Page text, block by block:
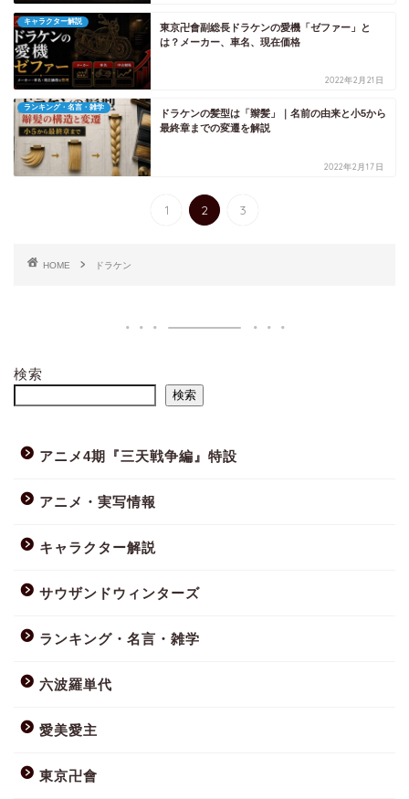
キャラクター解説
東京卍會副総長ドラケンの愛機「ゼファー」と
は？メーカー、車名、現在価格
2022年2月21日
ランキング・名言・雑学
ドラケンの髪型は「辮髪」｜名前の由来と小5から
最終章までの変遷を解説
2022年2月17日
1 2 3
HOME ドラケン
検索
検索
アニメ4期『三天戦争編』特設
アニメ・実写情報
キャラクター解説
サウザンドウィンターズ
ランキング・名言・雑学
六波羅単代
愛美愛主
東京卍會